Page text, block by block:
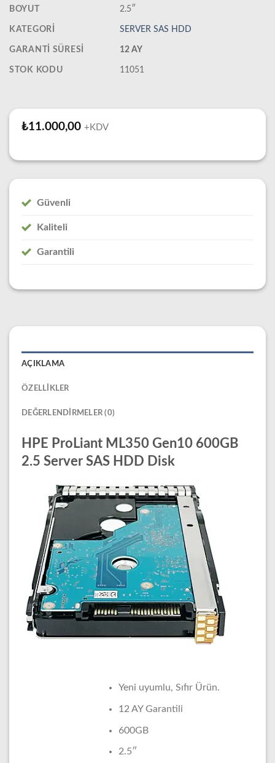
BOYUT 2.5″
KATEGORI SERVER SAS HDD
GARANTI SÜRESI 12 AY
STOK KODU 11051
₺11.000,00 +KDV
Güvenli
Kaliteli
Garantili
AÇIKLAMA
ÖZELLIKLER
DEĞERLENDIRMELER (0)
HPE ProLiant ML350 Gen10 600GB
2.5 Server SAS HDD Disk
Yeni uyumlu, Sıfır Ürün.
12 AY Garantili
600GB
2.5″